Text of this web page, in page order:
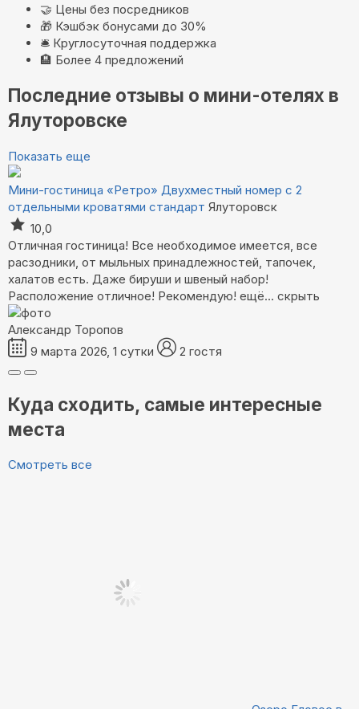
🤝 Цены без посредников
🎁 Кэшбэк бонусами до 30%
🛎️ Круглосуточная поддержка
🏨 Более 4 предложений
Последние отзывы о мини-отелях в
Ялуторовске
Показать еще
Мини-гостиница «Ретро» Двухместный номер с 2
отдельными кроватями стандарт Ялуторовск
10,0
Отличная гостиница! Все необходимое имеется, все
расзодники, от мыльных принадлежностей, тапочек,
халатов есть. Даже бируши и швеный набор!
Расположение отличное! Рекомендую! ещё... скрыть
Александр Торопов
9 марта 2026, 1 сутки
2 гостя
Куда сходить, самые интересные
места
Смотреть все